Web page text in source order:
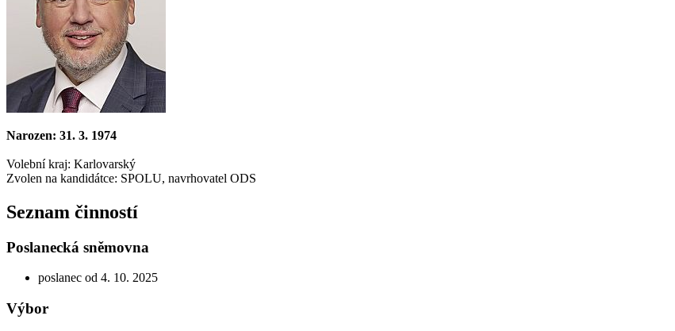
Narozen: 31. 3. 1974
Volební kraj: Karlovarský
Zvolen na kandidátce: SPOLU, navrhovatel ODS
Seznam činností
Poslanecká sněmovna
poslanec od 4. 10. 2025
Výbor